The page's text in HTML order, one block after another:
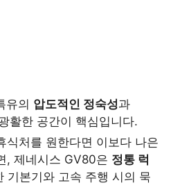
유의 압도적인 정숙성과
활한 공간이 핵심입니다.
식처를 원한다면 이보다 나은
, 제네시스 GV80은 정통 럭
기본기와 고속 주행 시의 묵